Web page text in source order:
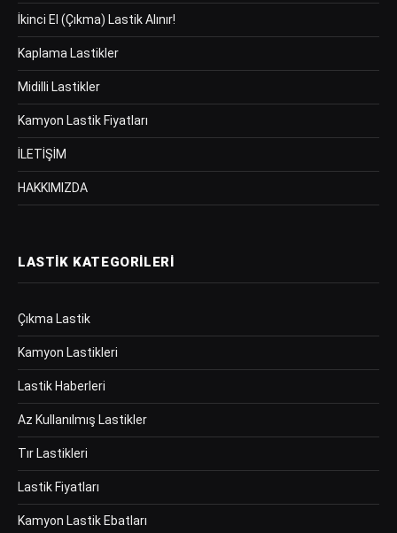
İkinci El (Çıkma) Lastik Alınır!
Kaplama Lastikler
Midilli Lastikler
Kamyon Lastik Fiyatları
İLETİŞİM
HAKKIMIZDA
LASTIK KATEGORILERI
Çıkma Lastik
Kamyon Lastikleri
Lastik Haberleri
Az Kullanılmış Lastikler
Tır Lastikleri
Lastik Fiyatları
Kamyon Lastik Ebatları